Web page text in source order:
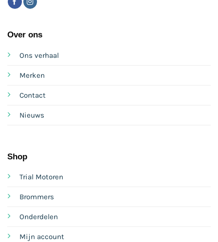
Over ons
Ons verhaal
Merken
Contact
Nieuws
Shop
Trial Motoren
Brommers
Onderdelen
Mijn account